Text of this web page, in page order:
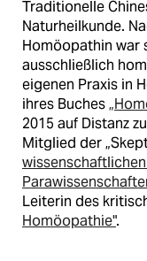
Traditionelle
Naturheilkunde.
Homöopathin war
ausschließlich
eigenen Praxis in
ihres Buches
2015 auf Distanz
Mitglied der
Leiterin des
Homöopathie".